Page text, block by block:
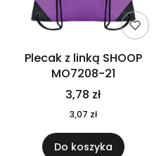
Plecak z linką SHOOP
MO7208-21
3,78 zł
3,07 zł
Do koszyka